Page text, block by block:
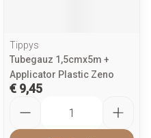
Tippys
Tubegauz 1,5cmx5m +
Applicator Plastic Zeno
€ 9,45